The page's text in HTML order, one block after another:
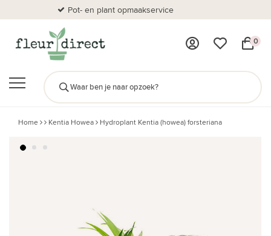
Pot- en plant opmaakservice
0
Home Kentia Howea Hydroplant Kentia (howea) forsteriana